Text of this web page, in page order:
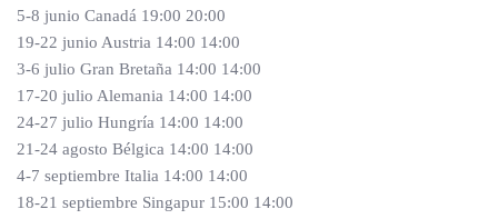
5-8 junio Canadá 19:00 20:00
19-22 junio Austria 14:00 14:00
3-6 julio Gran Bretaña 14:00 14:00
17-20 julio Alemania 14:00 14:00
24-27 julio Hungría 14:00 14:00
21-24 agosto Bélgica 14:00 14:00
4-7 septiembre Italia 14:00 14:00
18-21 septiembre Singapur 15:00 14:00